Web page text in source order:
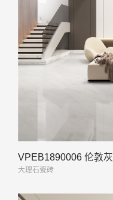
VPEB1890006 伦敦灰
大理石瓷砖